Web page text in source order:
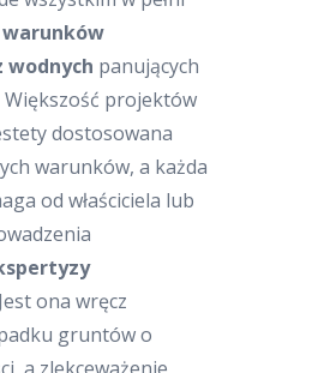
wodnych panujących
projektów
dostosowana
warunków, a każda
od właściciela lub
ona wręcz
gruntów o
a zlekceważenie